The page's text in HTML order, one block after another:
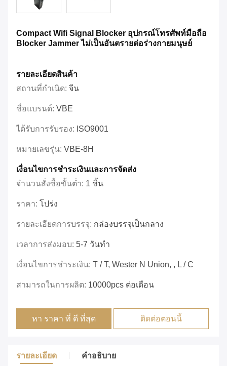
Compact Wifi Signal Blocker อุปกรณ์โทรศัพท์มือถือ
Blocker Jammer ไม่เป็นอันตรายต่อร่างกายมนุษย์
รายละเอียดสินค้า
สถานที่กำเนิด: จีน
ชื่อแบรนด์: VBE
ได้รับการรับรอง: ISO9001
หมายเลขรุ่น: VBE-8H
เงื่อนไขการชําระเงินและการจัดส่ง
จำนวนสั่งซื้อขั้นต่ำ: 1 ชิ้น
ราคา: โปร่ง
รายละเอียดการบรรจุ: กล่องบรรจุเป็นกลาง
เวลาการส่งมอบ: 5-7 วันทำ
เงื่อนไขการชำระเงิน: T / T, Wester N Union, , L / C
สามารถในการผลิต: 10000pcs ต่อเดือน
หา ราคา ที่ ดี ที่สุด ติดต่อตอนนี้
รายละเอียด คำอธิบาย